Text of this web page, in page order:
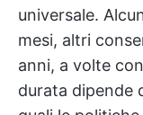
universale.
mesi, altri
anni, a volte
durata dipende